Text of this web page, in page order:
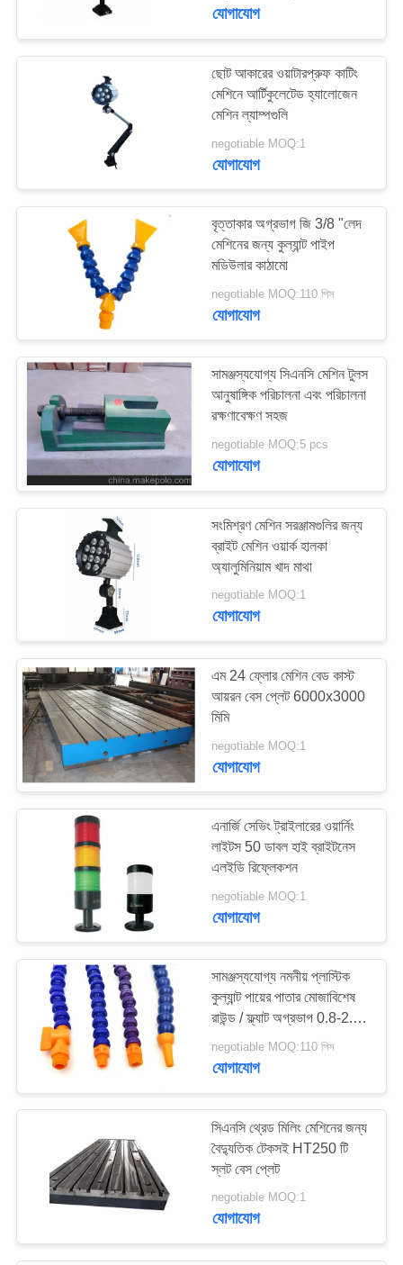
যোগাযোগ
ছোট আকারের ওয়াটারপ্রুফ কাটিং
মেশিনে আর্টিকুলেটেড হ্যালোজেন
মেশিন ল্যাম্পগুলি
negotiable MOQ:1
যোগাযোগ
বৃত্তাকার অগ্রভাগ জি 3/8 "লেদ
মেশিনের জন্য কুল্যান্ট পাইপ
মডিউলার কাঠামো
negotiable MOQ:110 পিস
যোগাযোগ
সামঞ্জস্যযোগ্য সিএনসি মেশিন টুলস
আনুষাঙ্গিক পরিচালনা এবং পরিচালনা
রক্ষণাবেক্ষণ সহজ
negotiable MOQ:5 pcs
যোগাযোগ
সংমিশ্রণ মেশিন সরঞ্জামগুলির জন্য
ব্রাইট মেশিন ওয়ার্ক হালকা
অ্যালুমিনিয়াম খাদ মাথা
negotiable MOQ:1
যোগাযোগ
এম 24 ফ্লোর মেশিন বেড কাস্ট
আয়রন বেস প্লেট 6000x3000
মিমি
negotiable MOQ:1
যোগাযোগ
এনার্জি সেভিং ট্রাইলারের ওয়ার্নিং
লাইটস 50 ডাবল হাই ব্রাইটনেস
এলইডি রিফ্লেকশন
negotiable MOQ:1
যোগাযোগ
সামঞ্জস্যযোগ্য নমনীয় প্লাস্টিক
কুল্যান্ট পায়ের পাতার মোজাবিশেষ
রাউন্ড / ফ্ল্যাট অগ্রভাগ 0.8-2.0
মিমি বেধ
negotiable MOQ:110 পিস
যোগাযোগ
সিএনসি থ্রেড মিলিং মেশিনের জন্য
বৈদ্যুতিক টেকসই HT250 টি
স্লট বেস প্লেট
negotiable MOQ:1
যোগাযোগ